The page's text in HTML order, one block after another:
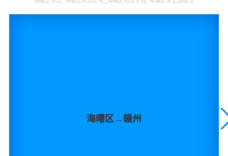
海曙区→赣州